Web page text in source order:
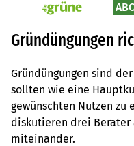
pv_die-grune-online
Gründüngungen
Gründüngungen sind
sollten wie eine
gewünschten Nutzen zu
diskutieren drei Berater
miteinander.